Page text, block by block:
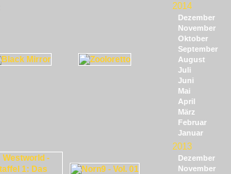
2014
Dezember
November
Oktober
September
August
Juli
Juni
Mai
April
März
Februar
Januar
2013
Dezember
November